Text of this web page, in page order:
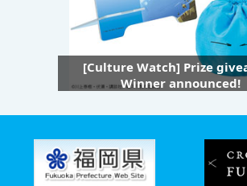
[Culture Watch] Prize
Winner announced!